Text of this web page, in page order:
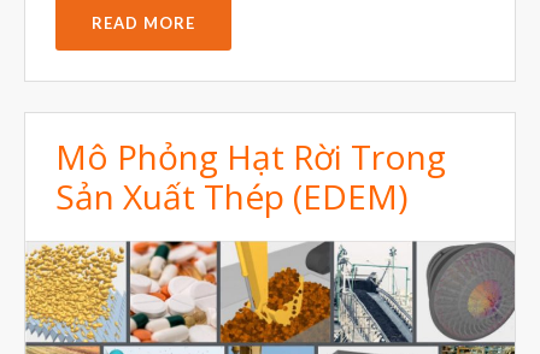
Tháng Bảy 2022
Tháng Sáu 2022
Tháng Năm 2022
Tháng Tư 2022
READ MORE
Mô Phỏng Hạt Rời Trong
Sản Xuất Thép (EDEM)